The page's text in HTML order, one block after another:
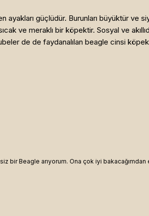
ayakları güçlüdür. Burunları büyüktür ve
ve meraklı bir köpektir. Sosyal ve
de de faydanalılan beagle cinsi
bir Beagle arıyorum. Ona çok iyi bakacağımdan